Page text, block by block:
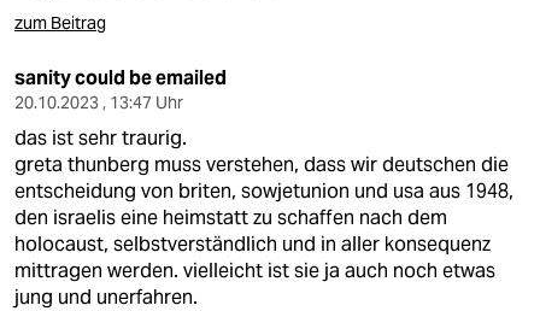
zum Beitrag
sanity could be emailed
20.10.2023 , 13:47 Uhr
das ist sehr traurig.
greta thunberg muss verstehen, dass wir deutschen die
entscheidung von briten, sowjetunion und usa aus 1948,
den israelis eine heimstatt zu schaffen nach dem
holocaust, selbstverständlich und in aller konsequenz
mittragen werden. vielleicht ist sie ja auch noch etwas
jung und unerfahren.